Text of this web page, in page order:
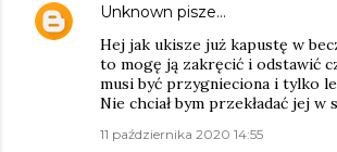
Unknown pisze…
Hej jak ukisze już kapustę w
to mogę ją zakręcić i odstawić
musi być przygnieciona i tylko
Nie chciał bym przekładać jej w
11 października 2020 14:55